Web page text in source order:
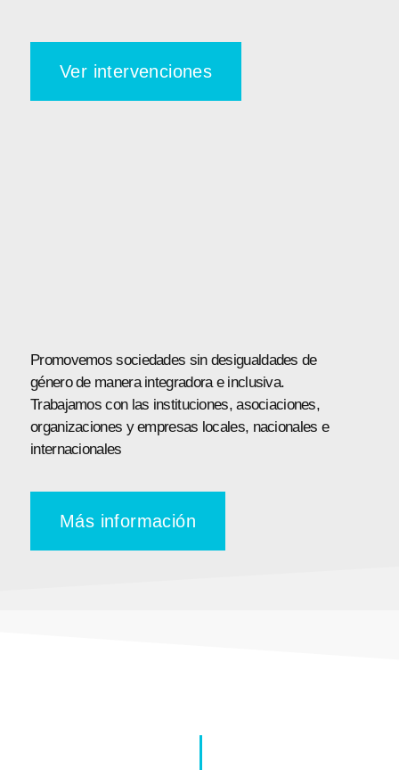
Ver intervenciones
Promovemos sociedades sin desigualdades de
género de manera integradora e inclusiva.
Trabajamos con las instituciones, asociaciones,
organizaciones y empresas locales, nacionales e
internacionales
Más información